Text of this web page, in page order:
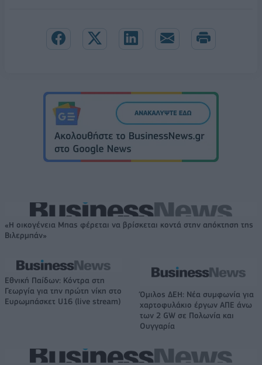
«Η οικογένεια Μπας φέρεται να βρίσκεται κοντά στην απόκτηση της
Βιλερμπάν»
Εθνική Παίδων: Κόντρα στη
Γεωργία για την πρώτη νίκη στο
Ευρωμπάσκετ U16 (live stream)
Όμιλος ΔΕΗ: Νέα συμφωνία για
χαρτοφυλάκιο έργων ΑΠΕ άνω
των 2 GW σε Πολωνία και
Ουγγαρία